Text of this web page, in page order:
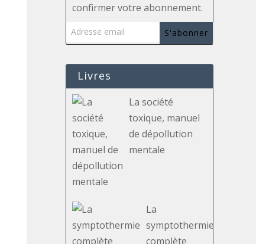
confirmer votre abonnement.
Adresse email
S'abonner
Livres
La société
toxique, manuel
de dépollution
mentale
La
symptothermie
complète